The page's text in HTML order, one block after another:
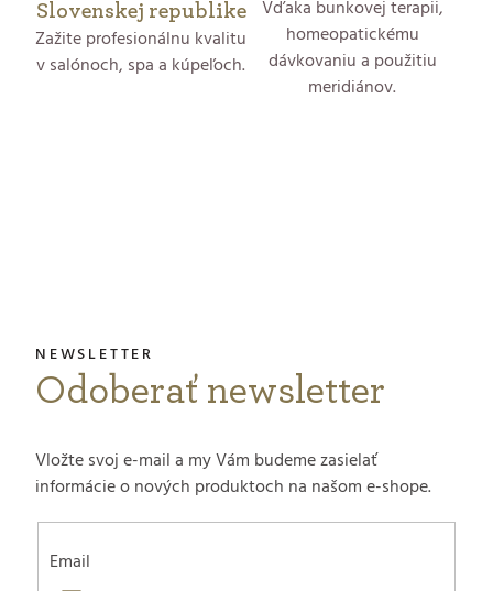
ý
Slovenskej republike
Zažite profesionálnu kvalitu
v salónoch, spa a kúpeľoch.
Vďaka bunkovej terapii,
homeopatickému
dávkovaniu a použitiu
meridiánov.
Odoberať newsletter
Vložte svoj e-mail a my Vám budeme zasielať
informácie o nových produktoch na našom e-shope.
Email